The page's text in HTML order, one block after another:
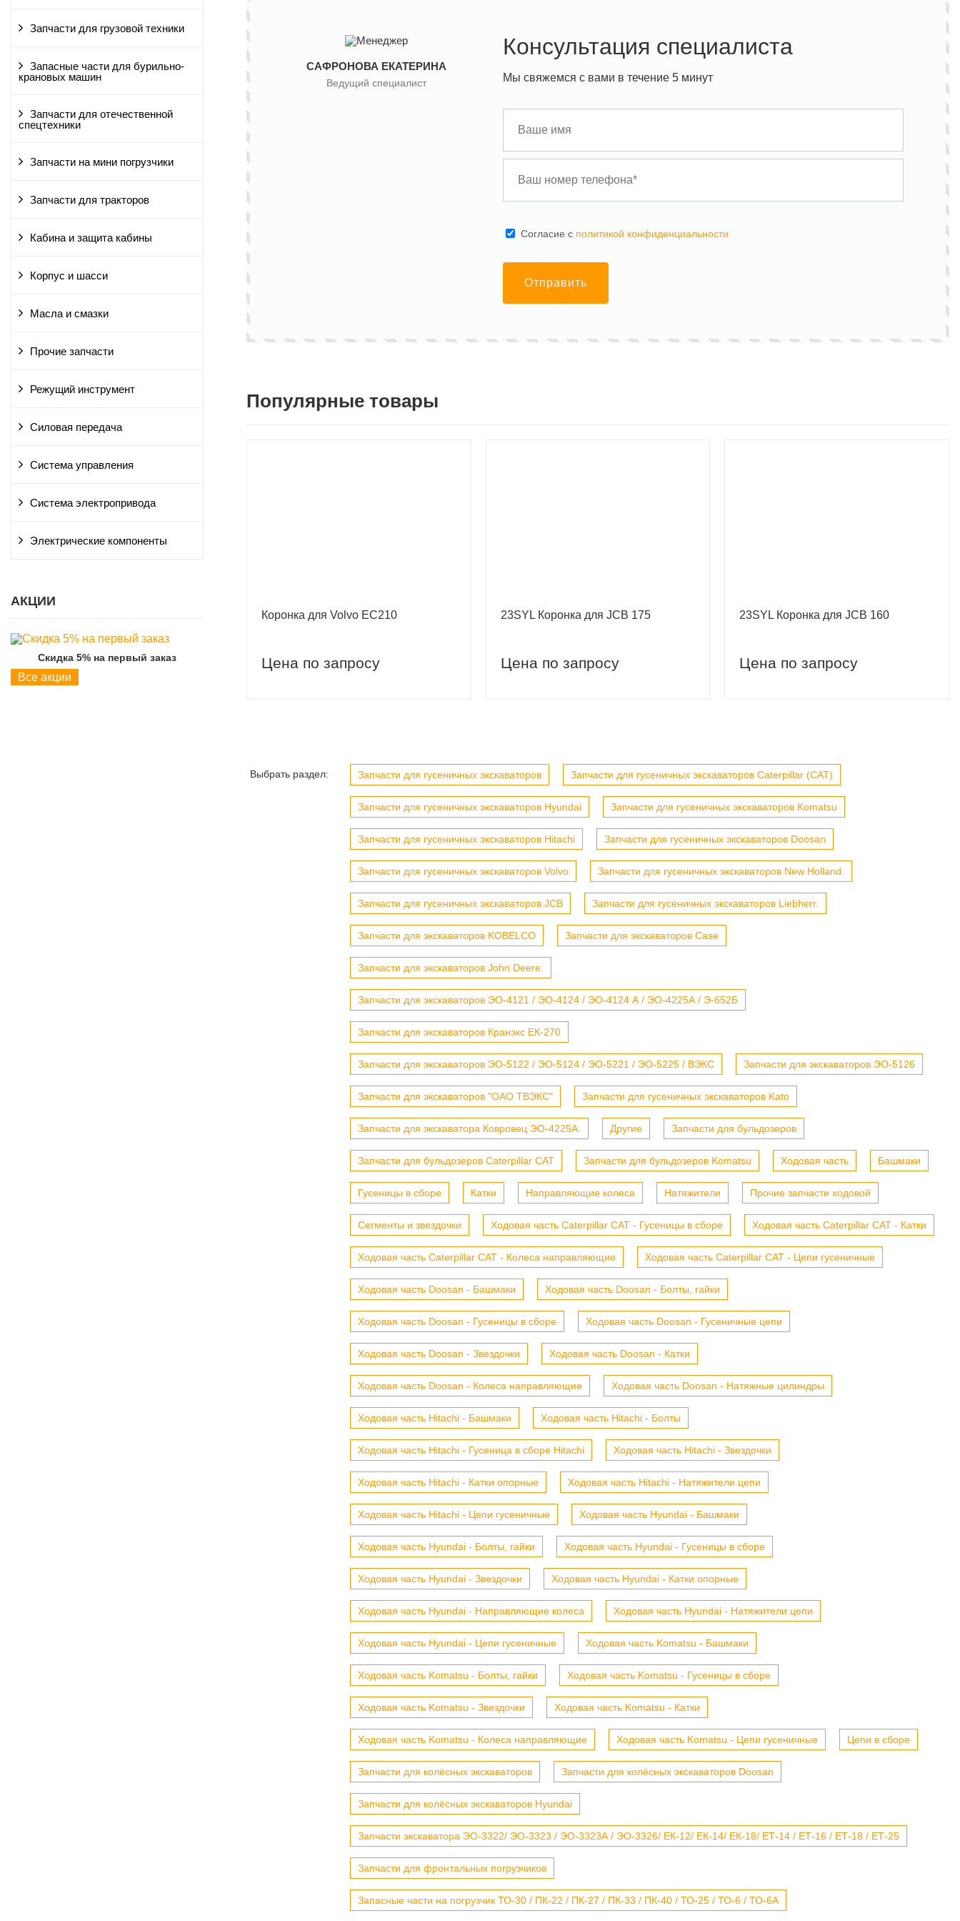
Запчасти для грузовой техники
Запасные части для бурильно-
крановых машин
Запчасти для отечественной
спецтехники
Запчасти на мини погрузчики
Запчасти для тракторов
Кабина и защита кабины
Корпус и шасси
Масла и смазки
Прочие запчасти
Режущий инструмент
Силовая передача
Система управления
Система электропривода
Электрические компоненты
АКЦИИ
Скидка 5% на первый заказ Скидка 5% на первый заказ Скидка 5% на первый заказ
Все акции
САФРОНОВА ЕКАТЕРИНА
Ведущий специалист
Консультация специалиста
Мы свяжемся с вами в течение 5 минут
Cогласие с политикой конфиденциальности
Отправить
Популярные товары
Коронка для Volvo EC210
Цена по запросу
23SYL Коронка для JCB 175
Цена по запросу
23SYL Коронка для JCB 160
Цена по запросу
Выбрать раздел: Запчасти для гусеничных экскаваторов Запчасти для гусеничных экскаваторов Caterpillar (CAT)
Запчасти для гусеничных экскаваторов Hyundai Запчасти для гусеничных экскаваторов Komatsu
Запчасти для гусеничных экскаваторов Hitachi Запчасти для гусеничных экскаваторов Doosan
Запчасти для гусеничных экскаваторов Volvo Запчасти для гусеничных экскаваторов New Holland.
Запчасти для гусеничных экскаваторов JCB Запчасти для гусеничных экскаваторов Liebherr.
Запчасти для экскаваторов KOBELCO Запчасти для экскаваторов Case
Запчасти для экскаваторов John Deere.
Запчасти для экскаваторов ЭО-4121 / ЭО-4124 / ЭО-4124 А / ЭО-4225А / Э-652Б
Запчасти для экскаваторов Кранэкс ЕК-270
Запчасти для экскаваторов ЭО-5122 / ЭО-5124 / ЭО-5221 / ЭО-5225 / ВЭКС Запчасти для экскаваторов ЭО-5126
Запчасти для экскаваторов "ОАО ТВЭКС" Запчасти для гусеничных экскаваторов Kato
Запчасти для экскаватора Ковровец ЭО-4225А. Другие Запчасти для бульдозеров
Запчасти для бульдозеров Caterpillar CAT Запчасти для бульдозеров Komatsu Ходовая часть Башмаки
Гусеницы в сборе Катки Направляющие колеса Натяжители Прочие запчасти ходовой
Сегменты и звездочки Ходовая часть Caterpillar CAT - Гусеницы в сборе Ходовая часть Caterpillar CAT - Катки
Ходовая часть Caterpillar CAT - Колеса направляющие Ходовая часть Caterpillar CAT - Цепи гусеничные
Ходовая часть Doosan - Башмаки Ходовая часть Doosan - Болты, гайки
Ходовая часть Doosan - Гусеницы в сборе Ходовая часть Doosan - Гусеничные цепи
Ходовая часть Doosan - Звездочки Ходовая часть Doosan - Катки
Ходовая часть Doosan - Колеса направляющие Ходовая часть Doosan - Натяжные цилиндры
Ходовая часть Hitachi - Башмаки Ходовая часть Hitachi - Болты
Ходовая часть Hitachi - Гусеница в сборе Hitachi Ходовая часть Hitachi - Звездочки
Ходовая часть Hitachi - Катки опорные Ходовая часть Hitachi - Натяжители цепи
Ходовая часть Hitachi - Цепи гусеничные Ходовая часть Hyundai - Башмаки
Ходовая часть Hyundai - Болты, гайки Ходовая часть Hyundai - Гусеницы в сборе
Ходовая часть Hyundai - Звездочки Ходовая часть Hyundai - Катки опорные
Ходовая часть Hyundai - Направляющие колеса Ходовая часть Hyundai - Натяжители цепи
Ходовая часть Hyundai - Цепи гусеничные Ходовая часть Komatsu - Башмаки
Ходовая часть Komatsu - Болты, гайки Ходовая часть Komatsu - Гусеницы в сборе
Ходовая часть Komatsu - Звездочки Ходовая часть Komatsu - Катки
Ходовая часть Komatsu - Колеса направляющие Ходовая часть Komatsu - Цепи гусеничные Цепи в сборе
Запчасти для колёсных экскаваторов Запчасти для колёсных экскаваторов Doosan
Запчасти для колёсных экскаваторов Hyundai
Запчасти экскаватора ЭО-3322/ ЭО-3323 / ЭО-3323А / ЭО-3326/ ЕК-12/ ЕК-14/ ЕК-18/ ЕТ-14 / ЕТ-16 / ЕТ-18 / ЕТ-25
Запчасти для фронтальных погрузчиков
Запасные части на погрузчик ТО-30 / ПК-22 / ПК-27 / ПК-33 / ПК-40 / ТО-25 / ТО-6 / ТО-6А